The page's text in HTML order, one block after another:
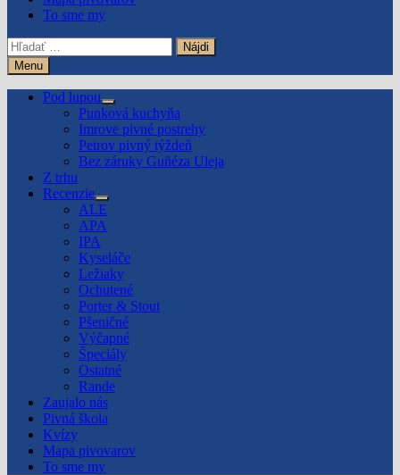
To sme my
Hľadať:
Menu
Pod lupou
Show
sub
menu
Punková kuchyňa
Imrove pivné postrehy
Petrov pivný týždeň
Bez záruky Guñéza Uleja
Z trhu
Recenzie
Show
sub
menu
ALE
APA
IPA
Kyseláče
Ležiaky
Ochutené
Porter & Stout
Pšeničné
Výčapné
Špeciály
Ostatné
Rande
Zaujalo nás
Pivná škola
Kvízy
Mapa pivovarov
To sme my